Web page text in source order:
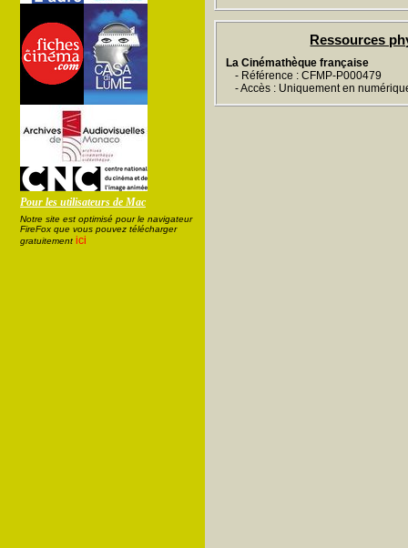
Pour les utilisateurs de Mac
Notre site est optimisé pour le navigateur
FireFox que vous pouvez télécharger
gratuitement ici
Ressources
La Cinémathèque française
- Référence : CFMP-P000479
- Accès : Uniquement en